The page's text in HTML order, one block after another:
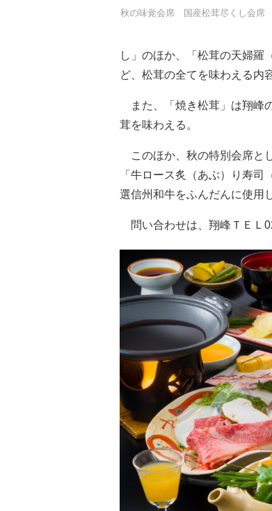
秋の味覚会席 国産松茸尽くし会席
し」のほか、「松茸の天婦羅
ど、松茸の全てを味わえる内
また、「焼き松茸」は翔峰
茸を味わえる。
このほか、秋の特別会席と
「牛ロース炙（あぶ）り寿
選信州和牛をふんだんに使用
問い合わせは、翔峰ＴＥＬ